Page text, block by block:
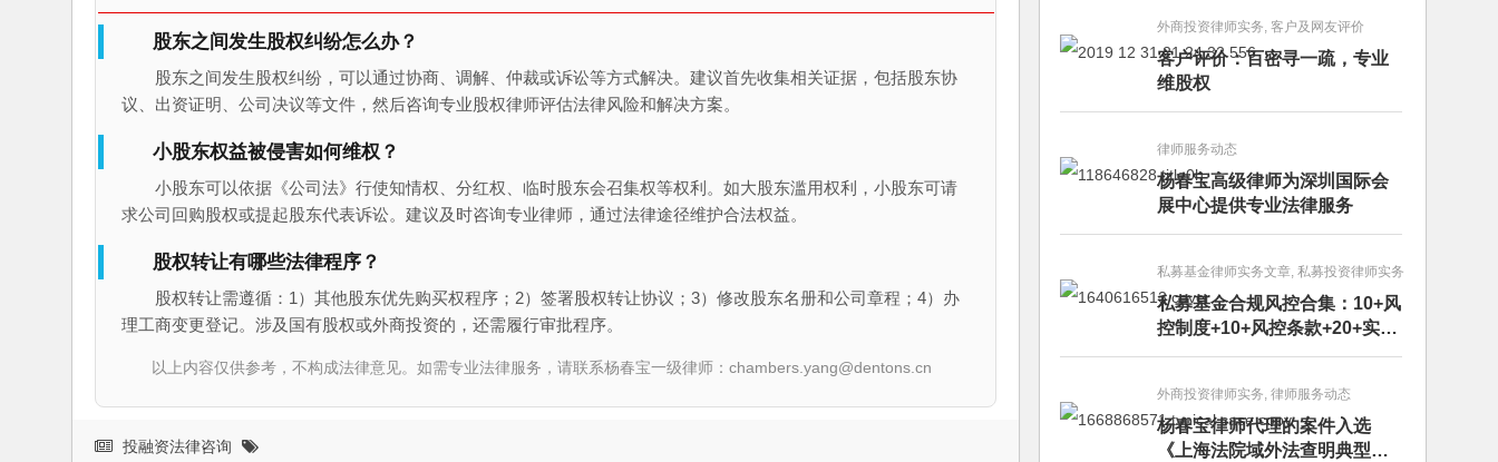
股东之间发生股权纠纷怎么办？
股东之间发生股权纠纷，可以通过协商、调解、仲裁或诉讼等方式解决。建议首先收集相关证据，包括股东协
议、出资证明、公司决议等文件，然后咨询专业股权律师评估法律风险和解决方案。
小股东权益被侵害如何维权？
小股东可以依据《公司法》行使知情权、分红权、临时股东会召集权等权利。如大股东滥用权利，小股东可请
求公司回购股权或提起股东代表诉讼。建议及时咨询专业律师，通过法律途径维护合法权益。
股权转让有哪些法律程序？
股权转让需遵循：1）其他股东优先购买权程序；2）签署股权转让协议；3）修改股东名册和公司章程；4）办
理工商变更登记。涉及国有股权或外商投资的，还需履行审批程序。
以上内容仅供参考，不构成法律意见。如需专业法律服务，请联系杨春宝一级律师：chambers.yang@dentons.cn
投融资法律咨询
外商投资律师实务, 客户及网友评价
客户评价：百密寻一疏，专业
维股权
律师服务动态
杨春宝高级律师为深圳国际会
展中心提供专业法律服务
私募基金律师实务文章, 私募投资律师实务
私募基金合规风控合集：10+风
控制度+10+风控条款+20+实务
文章+每月动态
外商投资律师实务, 律师服务动态
杨春宝律师代理的案件入选
《上海法院域外法查明典型案